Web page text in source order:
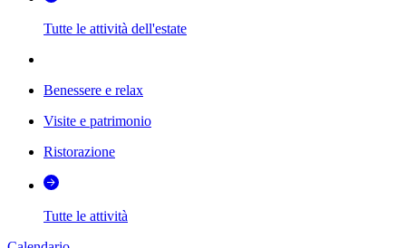
Tutte le attività dell'estate
Benessere e relax
Visite e patrimonio
Ristorazione
Tutte le attività